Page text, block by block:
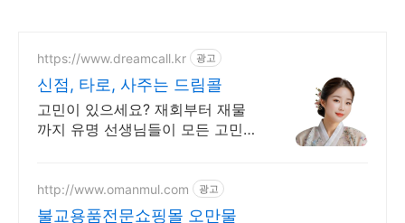
https://www.dreamcall.kr 광고
신점, 타로, 사주는 드림콜
고민이 있으세요? 재회부터 재물
까지 유명 선생님들이 모든 고민을
http://www.omanmul.com 광고
불교용품전문쇼핑몰 오만물